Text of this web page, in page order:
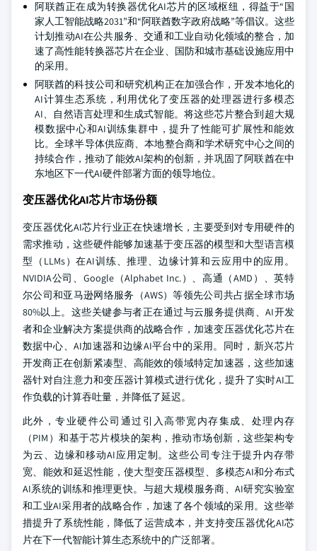
阿联酋正在成为转换器优化AI芯片的区域枢纽，得益于“国
家人工智能战略2031”和“阿联酋数字政府战略”等倡议。这些
计划推动AI在公共服务、交通和工业自动化领域的整合，加
速了高性能转换器芯片在企业、国防和城市基础设施应用中
的采用。
阿联酋的科技公司和研究机构正在加强合作，开发本地化的
AI计算生态系统，利用优化了变压器的处理器进行多模态
AI、自然语言处理和生成式智能。将这些芯片整合到超大规
模数据中心和AI训练集群中，提升了性能可扩展性和能效
比。全球半导体供应商、本地整合商和学术研究中心之间的
持续合作，推动了能效AI架构的创新，并巩固了阿联酋在中
东地区下一代AI硬件部署方面的领导地位。
变压器优化AI芯片市场份额
变压器优化AI芯片行业正在快速增长，主要受到对专用硬件的
需求推动，这些硬件能够加速基于变压器的模型和大型语言模
型（LLMs）在AI训练、推理、边缘计算和云应用中的应用。
NVIDIA公司、Google（Alphabet Inc.）、高通（AMD）、英特
尔公司和亚马逊网络服务（AWS）等领先公司共占据全球市场
80%以上。这些关键参与者正在通过与云服务提供商、AI开发
者和企业解决方案提供商的战略合作，加速变压器优化芯片在
数据中心、AI加速器和边缘AI平台中的采用。同时，新兴芯片
开发商正在创新紧凑型、高能效的领域特定加速器，这些加速
器针对自注意力和变压器计算模式进行优化，提升了实时AI工
作负载的计算吞吐量，并降低了延迟。
此外，专业硬件公司通过引入高带宽内存集成、处理内存
（PIM）和基于芯片模块的架构，推动市场创新，这些架构专
为云、边缘和移动AI应用定制。这些公司专注于提升内存带
宽、能效和延迟性能，使大型变压器模型、多模态AI和分布式
AI系统的训练和推理更快。与超大规模服务商、AI研究实验室
和工业AI采用者的战略合作，加速了各个领域的采用。这些举
措提升了系统性能，降低了运营成本，并支持变压器优化AI芯
片在下一代智能计算生态系统中的广泛部署。